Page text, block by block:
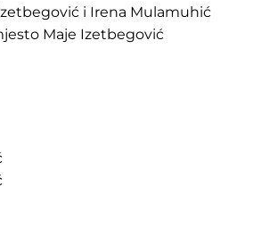
i Irena Mulamuhić
Maje Izetbegović